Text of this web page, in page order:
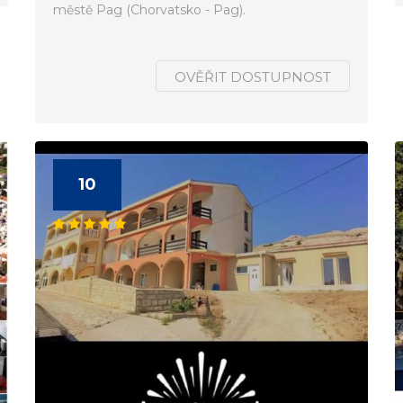
městě Pag (Chorvatsko - Pag).
OVĚŘIT DOSTUPNOST
10